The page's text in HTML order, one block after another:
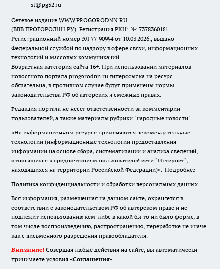
st@pg52.ru
Сетевое издание WWW.PROGORODNN.RU
(ВВВ.ПРОГОРОДНН.РУ). Регистрация РКН: №: 7378360181.
Регистрационный номер ЭЛ 77-90994 от 10.03.2026., выдано
Федеральной службой по надзору в сфере связи, информационных
технологий и массовых коммуникаций.
Возрастная категория сайта 16+. При использовании материалов
новостного портала progorodnn.ru гиперссылка на ресурс
обязательна, в противном случае будут применены нормы
законодательства РФ об авторских и смежных правах.
Редакция портала не несет ответственности за комментарии
пользователей, а также материалы рубрики "народные новости".
«На информационном ресурсе применяются рекомендательные
технологии (информационные технологии предоставления
информации на основе сбора, систематизации и анализа сведений,
относящихся к предпочтениям пользователей сети "Интернет",
находящихся на территории Российской Федерации)». Подробнее
Политика конфиденциальности и обработки персональных данных
Вся информация, размещенная на данном сайте, охраняется в
соответствии с законодательством РФ об авторском праве и не
подлежит использованию кем-либо в какой бы то ни было форме, в
том числе воспроизведению, распространению, переработке не иначе
как с письменного разрешения правообладателя.
Внимание! Совершая любые действия на сайте, вы автоматически
принимаете условия «Cоглашения»